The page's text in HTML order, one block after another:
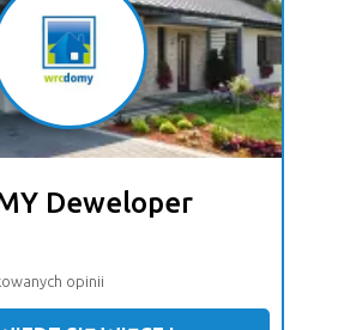
Deweloper
opinii